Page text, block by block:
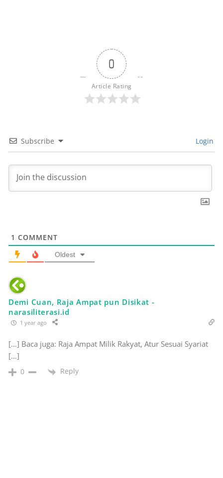
0
Article Rating
Subscribe Login
1 COMMENT
Oldest
Demi Cuan, Raja Ampat pun Disikat -
narasiliterasi.id
1 year ago
[…] Baca juga: Raja Ampat Milik Rakyat, Atur Sesuai Syariat
[…]
0 Reply